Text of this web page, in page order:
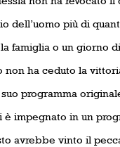
dell’uomo più di
famiglia o un giorno
non ha ceduto la
programma
è impegnato in un
avrebbe vinto il